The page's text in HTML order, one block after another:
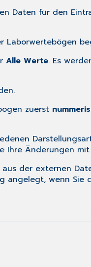
Daten für den
Laborwertebögen
Alle Werte. Es
zuerst
Ihre Änderungen
der externen
angelegt, wenn Sie